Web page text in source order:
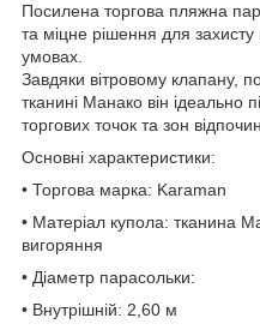
Посилена торгова пляжна
та міцне рішення для
умовах.
Завдяки вітровому клапану,
тканині Манако він ідеально
торгових точок та зон
Основні характеристики:
• Торгова марка: Karaman
• Матеріал купола: тканина
вигоряння
• Діаметр парасольки:
• Внутрішній: 2,60 м